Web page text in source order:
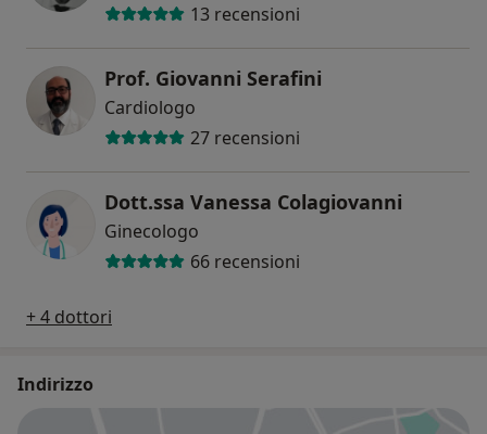
13 recensioni
Prof. Giovanni Serafini
Cardiologo
27 recensioni
Dott.ssa Vanessa Colagiovanni
Ginecologo
66 recensioni
+ 4 dottori
Indirizzo